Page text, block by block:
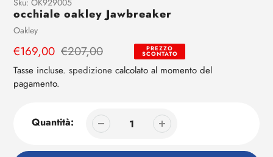
di
prodotto
tuo
carrello
occhiale oakley Jawbreaker
Venditrice
Oakley
Prezzo
di
vendita
€169,00
Prezzo
regolare
€207,00 PREZZO
SCONTATO
Tasse incluse. spedizione calcolato al momento del
pagamento.
Quantità: